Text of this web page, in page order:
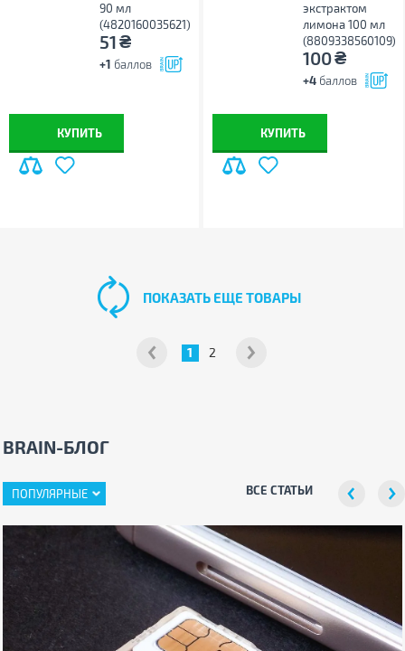
90 мл
(4820160035621)
51₴
+1 баллов
КУПИТЬ
экстрактом
лимона 100 мл
(8809338560109)
100₴
+4 баллов
КУПИТЬ
1 2
ПОКАЗАТЬ ЕЩЕ ТОВАРЫ
BRAIN-БЛОГ
ПОПУЛЯРНЫЕ ВСЕ СТАТЬИ